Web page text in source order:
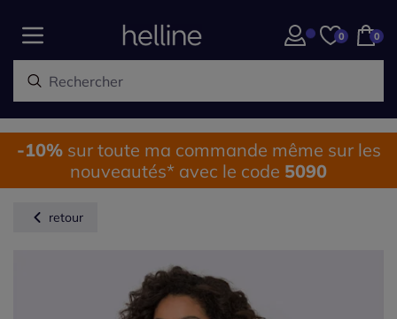
0 0
-10%sur toute ma commande même sur les
nouveautés* avec le code 5090
retour